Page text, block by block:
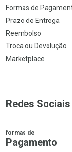
Formas de
Prazo de Entrega
Reembolso
Troca ou Devolução
Marketplace
Redes Sociais
formas de
Pagamento